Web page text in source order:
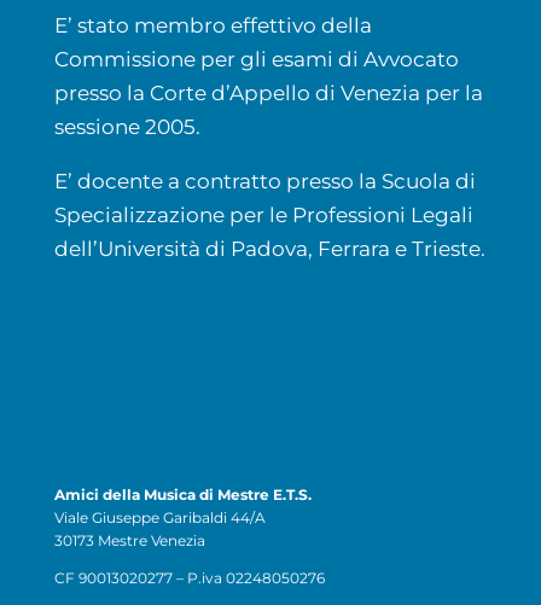
E’ stato membro effettivo della
Commissione per gli esami di Avvocato
presso la Corte d’Appello di Venezia per la
sessione 2005.
E’ docente a contratto presso la Scuola di
Specializzazione per le Professioni Legali
dell’Università di Padova, Ferrara e Trieste.
Amici della Musica di Mestre E.T.S.
Viale Giuseppe Garibaldi 44/A
30173 Mestre Venezia
CF 90013020277 – P.iva 02248050276